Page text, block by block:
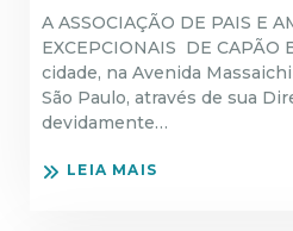
A ASSOCIAÇÃO DE PAIS E
EXCEPCIONAIS DE
cidade, na Avenida Massaichi
São Paulo, através de sua
devidamente…
LEIA MAIS